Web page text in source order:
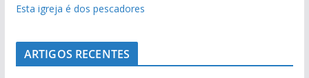
Esta igreja é dos pescadores
ARTIGOS RECENTES